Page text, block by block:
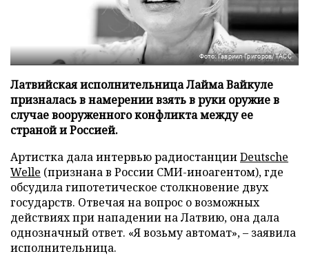
Фото: Гавриил Григоров/ТАСС
Латвийская исполнительница Лайма Вайкуле
призналась в намерении взять в руки оружие в
случае вооруженного конфликта между ее
страной и Россией.
Артистка дала интервью радиостанцииDeutsche
Welle (признана в России СМИ-иноагентом), где
обсудила гипотетическое столкновение двух
государств. Отвечая на вопрос о возможных
действиях при нападении на Латвию, она дала
однозначный ответ. «Я возьму автомат», – заявила
исполнительница.